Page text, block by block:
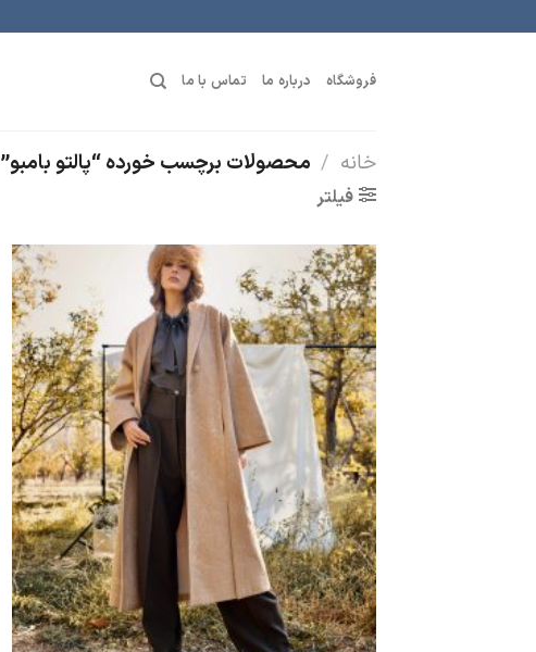
به
فروشگاه درباره ما تماس با ما
خانه / محصولات برچسب خورده “پالتو بامبو”
فیلتر
افزودن
علاقه
مندی
ها